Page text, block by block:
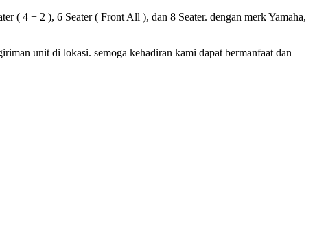
( 4 + 2 ), 6 Seater ( Front All ), dan 8 Seater. dengan merk Yamaha,
unit di lokasi. semoga kehadiran kami dapat bermanfaat dan